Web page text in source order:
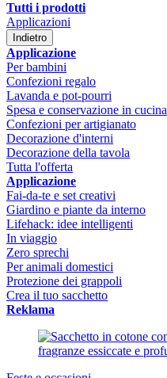
Tutti i prodotti
Applicazioni
Indietro
Applicazione
Per bambini
Confezioni regalo
Lavanda e pot-pourri
Spesa e conservazione in cucina
Confezioni per artigianato
Decorazione d'interni
Decorazione della tavola
Tutta l'offerta
Applicazione
Fai-da-te e set creativi
Giardino e piante da interno
Lifehack: idee intelligenti
In viaggio
Zero sprechi
Per animali domestici
Protezione dei grappoli
Crea il tuo sacchetto
Reklama